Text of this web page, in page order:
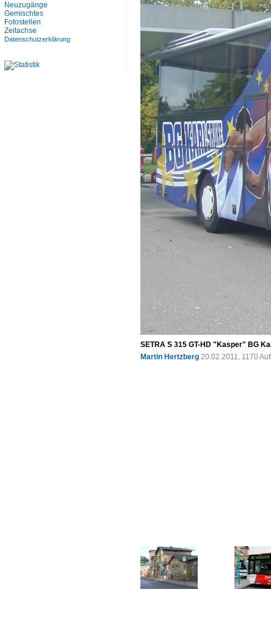
SETRA S 315 GT-HD "Kasper" BG
Martin Hertzberg 20.02.2011, 1170
Neuzugänge
Gemischtes
Fotostellen
Zeitachse
Datenschutzerklärung